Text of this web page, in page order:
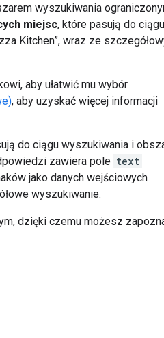
wyszukiwania
miejsc, które pasują do ciągu
Kitchen”, wraz ze
aby ułatwić mu wybór
, aby uzyskać więcej informacji
do ciągu wyszukiwania i
zawiera pole text
jako danych wejściowych
wyszukiwanie.
dzięki czemu możesz